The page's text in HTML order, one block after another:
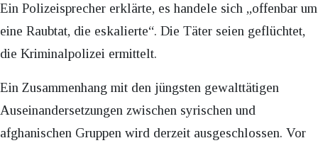
Ein Polizeisprecher erklärte, es handele sich „offenbar um
eine Raubtat, die eskalierte“. Die Täter seien geflüchtet,
die Kriminalpolizei ermittelt.
Ein Zusammenhang mit den jüngsten gewalttätigen
Auseinandersetzungen zwischen syrischen und
afghanischen Gruppen wird derzeit ausgeschlossen. Vor